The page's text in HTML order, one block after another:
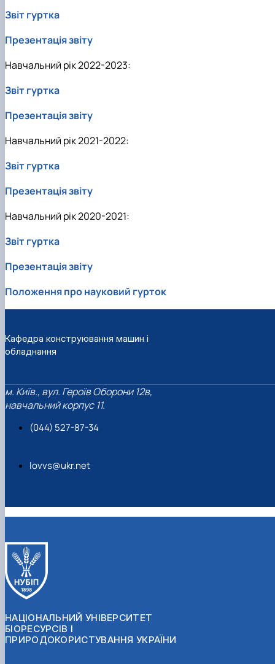
Звіт гуртка
Презентація звіту
Навчальний рік 2022-2023:
Звіт гуртка
Презентація звіту
Навчальний рік 2021-2022:
Звіт гуртка
Презентація звіту
Навчальний рік 2020-2021:
Звіт гуртка
Презентація звіту
Положення про науковий гурток
Кафедра конструювання машин і
обладнання
м. Київ., вул. Героїв Оборони 12в,
навчальний корпус 11.
(044) 527-87-34
lovvs@ukr.net
НАЦІОНАЛЬНИЙ УНІВЕРСИТЕТ
БІОРЕСУРСІВ І
ПРИРОДОКОРИСТУВАННЯ УКРАЇНИ